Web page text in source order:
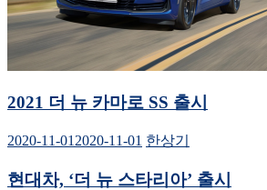
2021 더 뉴 카마로 SS 출시
2020-11-01 2020-11-01 한상기
현대차, ‘더 뉴 스타리아’ 출시